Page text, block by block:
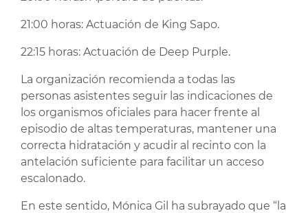
21:00 horas: Actuación de King Sapo.
22:15 horas: Actuación de Deep Purple.
La organización recomienda a todas las
personas asistentes seguir las indicaciones de
los organismos oficiales para hacer frente al
episodio de altas temperaturas, mantener una
correcta hidratación y acudir al recinto con la
antelación suficiente para facilitar un acceso
escalonado.
En este sentido, Mónica Gil ha subrayado que “la